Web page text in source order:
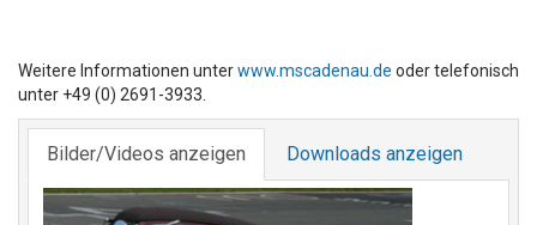
Weitere Informationen unterwww.mscadenau.de oder telefonisch
unter +49 (0) 2691-3933.
Bilder/Videos anzeigen Downloads anzeigen